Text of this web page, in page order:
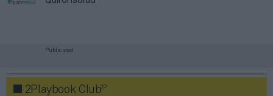
Publicidad
2Playbook Club2P